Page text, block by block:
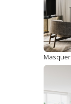
Masquer